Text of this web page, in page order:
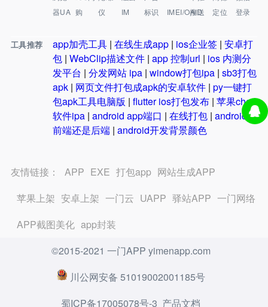
器UA 购
仪
IM
标识
IMEI/OAID
推送
定位
登录
工具推荐 app加壳工具 | 在线生成app | ios企业签 | 安卓打
包 | WebClip描述文件 | app 控制url | ios 内测分
发平台 | 分发网站 ipa | window打包ipa | sb3打包
apk | 网页文件打包成apk的安卓软件 | py一键打
包apk工具电脑版 | flutter ios打包发布 | 苹果choc
软件ipa | android app端口 | 在线打包 | android是
前端还是后端 | android开发背景颜色
友情链接： APP EXE 打包app 网站生成APP
苹果上架 安卓上架 一门云 UAPP 驿站APP 一门网络
APP截图美化 app封装
©2015-2021 一门APP yimenapp.com
川公网安备 51019002001185号
蜀ICP备17005078号-3 产品文档